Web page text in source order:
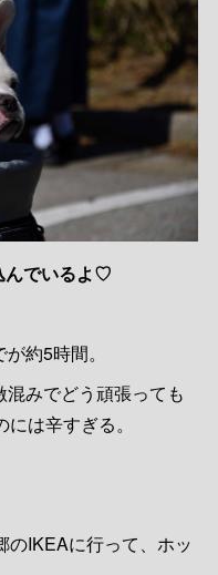
んでいるよ♡
約5時間。
みでどう頑張っても
は辛すぎる。
のIKEAに行って、ホッ